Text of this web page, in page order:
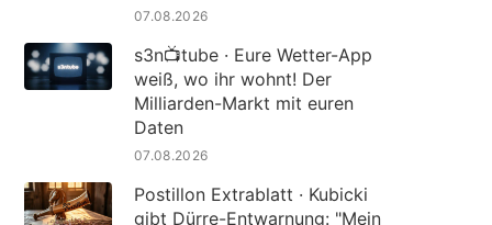
07.08.2026
s3n📺tube · Eure Wetter-App
weiß, wo ihr wohnt! Der
Milliarden-Markt mit euren
Daten
07.08.2026
Postillon Extrablatt · Kubicki
gibt Dürre-Entwarnung: "Mein